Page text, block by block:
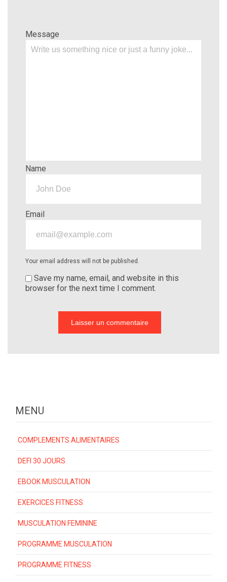
Message
Name
Email
Your email address will not be published.
Save my name, email, and website in this
browser for the next time I comment.
MENU
COMPLEMENTS ALIMENTAIRES
DEFI 30 JOURS
EBOOK MUSCULATION
EXERCICES FITNESS
MUSCULATION FEMININE
PROGRAMME MUSCULATION
PROGRAMME FITNESS